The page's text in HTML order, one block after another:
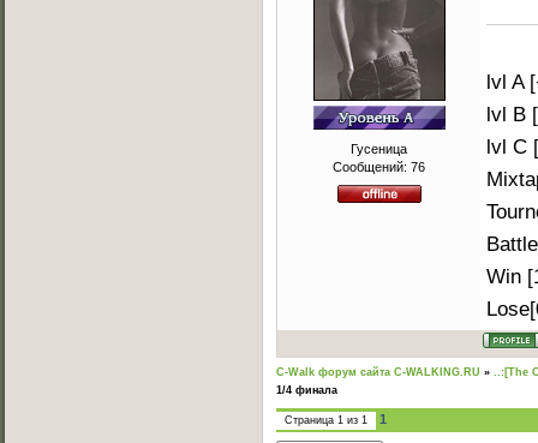
Гусеница
Сообщений: 76
lvl A
lvl B
lvl C
Win
C-Walk форум сайта C-WALKING.RU » ..:[The
1/4 финала
Страница 1 из 1 1